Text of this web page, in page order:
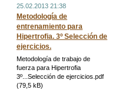
25.02.2013 21:38
Metodología de
entrenamiento para
Hipertrofia. 3º Selección de
ejercicios.
Metodología de trabajo de
fuerza para Hipertrofia
3º...Selección de ejercicios.pdf
(79,5 kB)